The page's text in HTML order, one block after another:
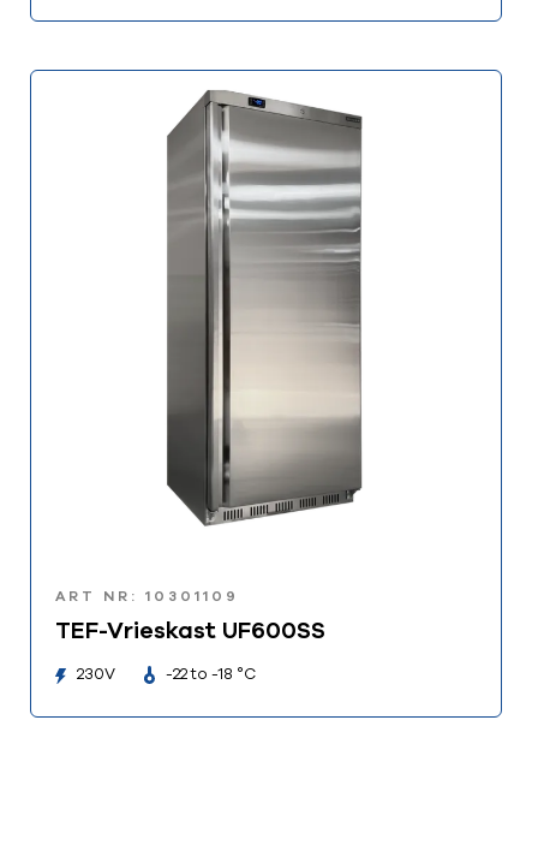
ART NR: 10301109
TEF-Vrieskast UF600SS
230V -22 to -18 °C